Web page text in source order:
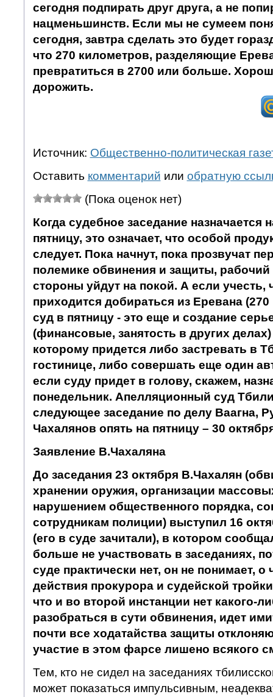
сегодня подпирать друг друга, а не
нацменьшинств. Если мы не сумеем
сегодня, завтра сделать это будет
что 270 километров, разделяющие
превратиться в 2700 или больше.
дорожить.
Источник: Общественно-политическая
Оставить комментарий или обратную
(Пока оценок нет)
Когда судебное заседание назначается
пятницу, это означает, что особой
следует. Пока начнут, пока прозвучат
полемике обвинения и защиты, рабочий
стороны уйдут на покой. А если учесть,
приходится добираться из Еревана (270
суд в пятницу - это еще и создание
(финансовые, занятость в других
которому придется либо застревать в
гостинице, либо совершать еще один
если суду придет в голову, скажем,
понедельник. Апелляционный суд
следующее заседание по делу Ваагна,
Чахалянов опять на пятницу – 30
Заявление В.Чахаляна
До заседания 23 октября В.Чахалян
хранении оружия, организации
нарушением общественного порядка,
сотрудникам полиции) выступил 16
(его в суде зачитали), в котором
больше не участвовать в заседаниях,
суде практически нет, он не понимает, о
действия прокурора и судейской
что и во второй инстанции нет какого-
разобраться в сути обвинения, идет
почти все ходатайства защиты
участие в этом фарсе лишено всякого
Тем, кто не сидел на заседаниях
может показаться импульсивным,